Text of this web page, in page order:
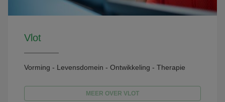
Vlot
Vorming - Levensdomein - Ontwikkeling - Therapie
MEER OVER VLOT